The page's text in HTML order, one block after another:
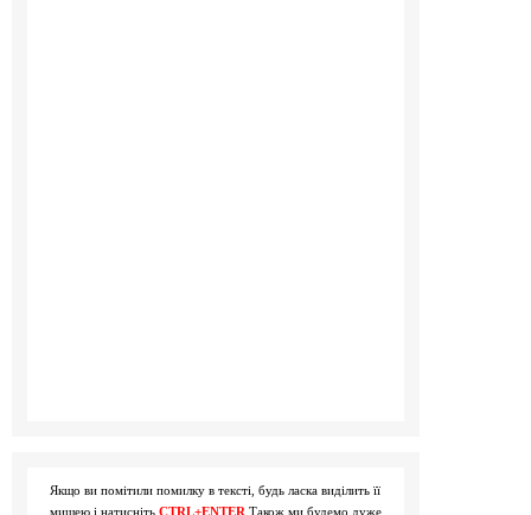
Якщо ви помітили помилку в тексті, будь ласка виділить її
мишею і натисніть CTRL+ENTER Також ми будемо дуже